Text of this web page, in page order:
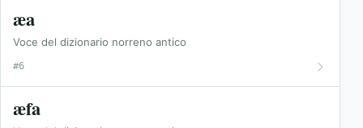
æa
Voce del dizionario norreno antico
#6
æfa